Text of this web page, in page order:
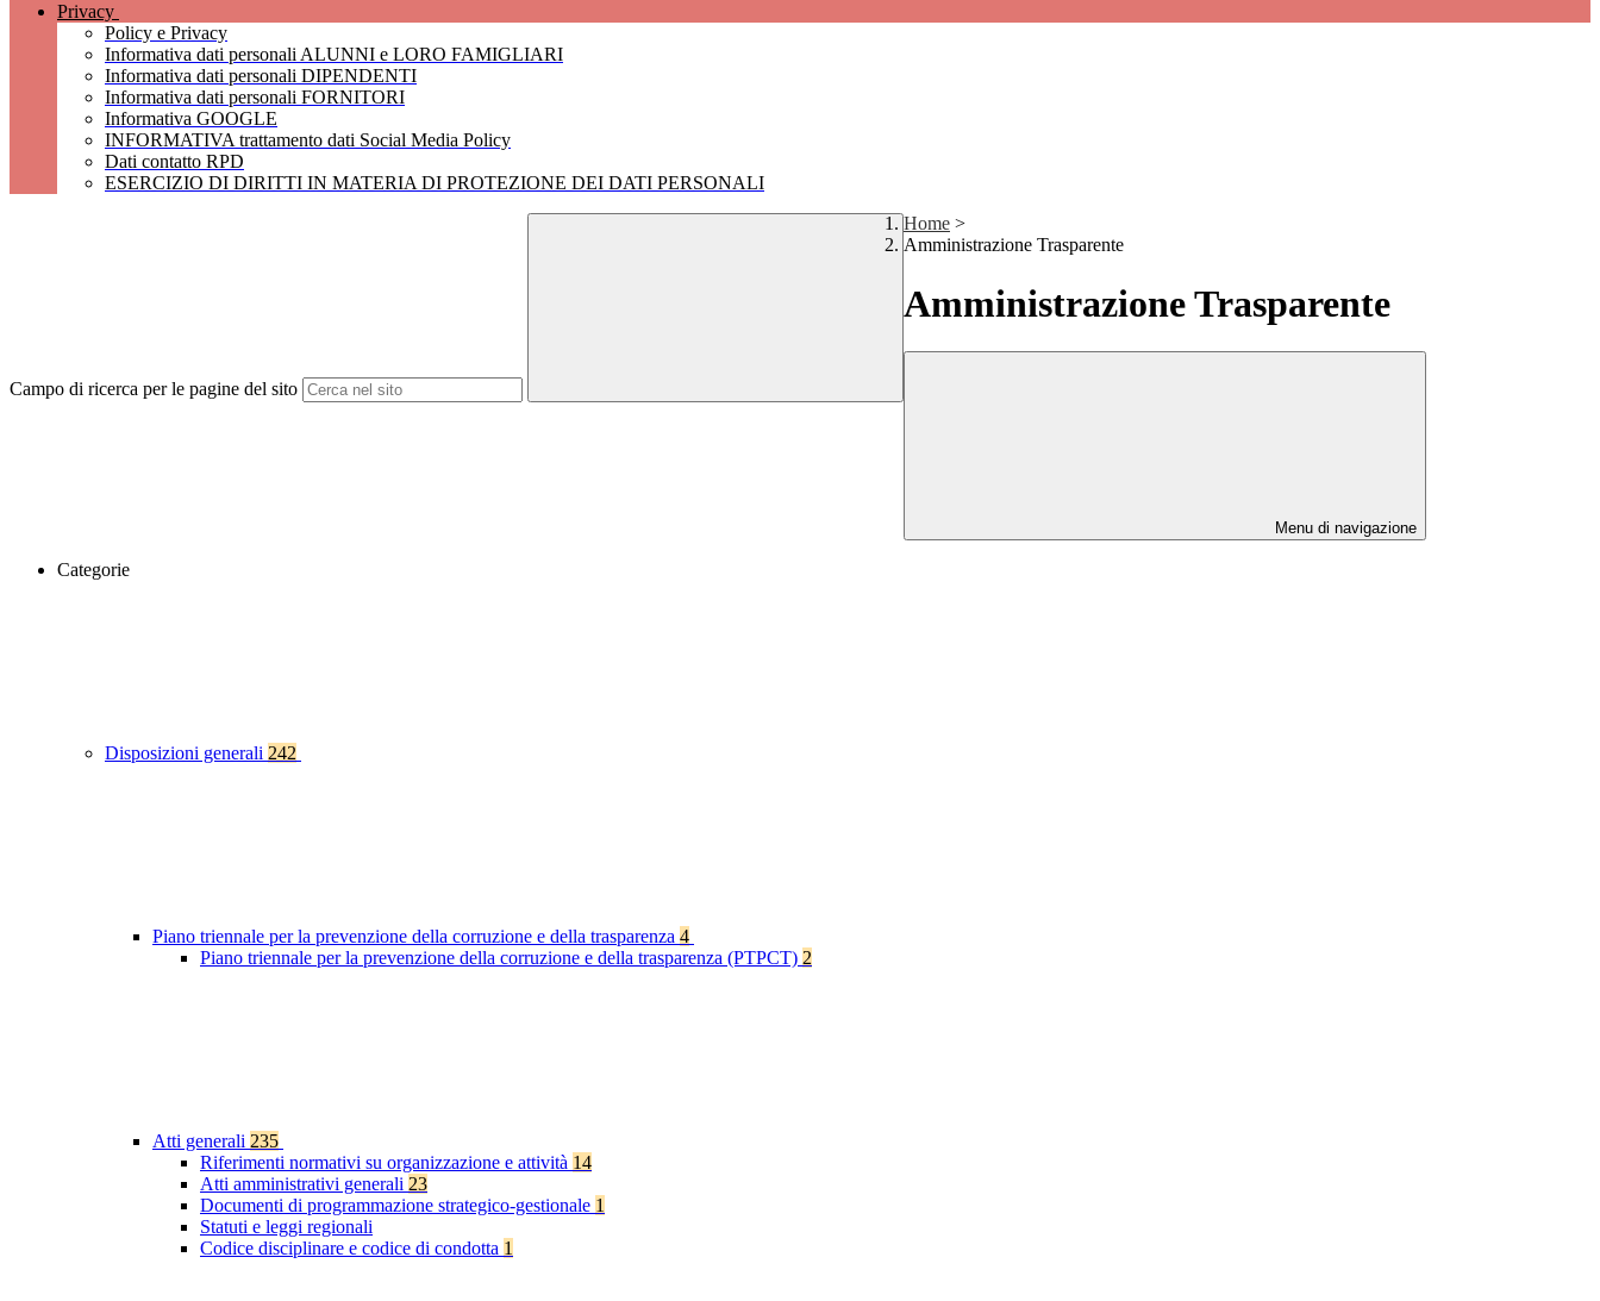
Privacy
Policy e Privacy
Informativa dati personali ALUNNI e LORO FAMIGLIARI
Informativa dati personali DIPENDENTI
Informativa dati personali FORNITORI
Informativa GOOGLE
INFORMATIVA trattamento dati Social Media Policy
Dati contatto RPD
ESERCIZIO DI DIRITTI IN MATERIA DI PROTEZIONE DEI DATI PERSONALI
Campo di ricerca per le pagine del sito
Home >
Amministrazione Trasparente
Amministrazione Trasparente
Menu di navigazione
Categorie
Disposizioni generali 242
Piano triennale per la prevenzione della corruzione e della trasparenza 4
Piano triennale per la prevenzione della corruzione e della trasparenza (PTPCT) 2
Atti generali 235
Riferimenti normativi su organizzazione e attività 14
Atti amministrativi generali 23
Documenti di programmazione strategico-gestionale 1
Statuti e leggi regionali
Codice disciplinare e codice di condotta 1